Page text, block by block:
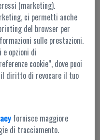
(marketing).
ci permetti anche
del browser per
sulle prestazioni.
opzioni di
cookie”, dove puoi
il diritto di revocare il tuo
fornisce maggiore
di tracciamento.